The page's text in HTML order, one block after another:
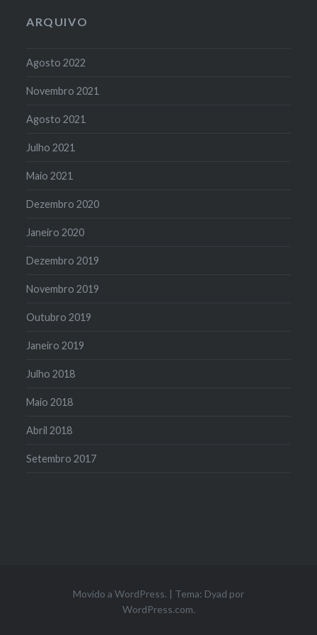
ARQUIVO
Agosto 2022
Novembro 2021
Agosto 2021
Julho 2021
Maio 2021
Dezembro 2020
Janeiro 2020
Dezembro 2019
Novembro 2019
Outubro 2019
Janeiro 2019
Julho 2018
Maio 2018
Abril 2018
Setembro 2017
Movido a WordPress. | Tema: Dyad por
WordPress.com.